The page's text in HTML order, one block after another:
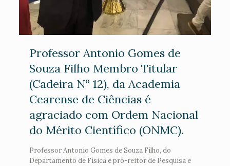
Professor Antonio Gomes de
Souza Filho Membro Titular
(Cadeira Nº 12), da Academia
Cearense de Ciências é
agraciado com Ordem Nacional
do Mérito Científico (ONMC).
Professor Antonio Gomes de Souza Filho, do
Departamento de Física e pró-reitor de Pesquisa e